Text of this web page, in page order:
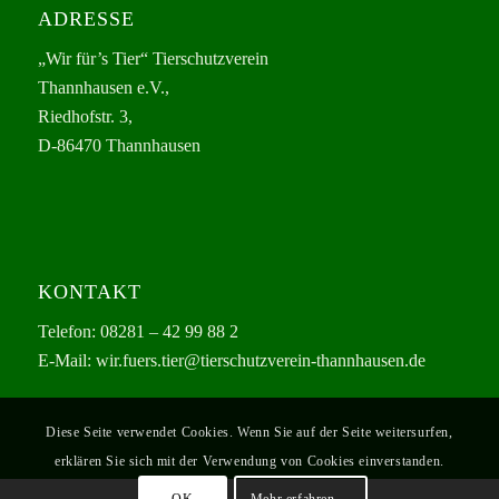
ADRESSE
„Wir für’s Tier“ Tierschutzverein
Thannhausen e.V.,
Riedhofstr. 3,
D-86470 Thannhausen
KONTAKT
Telefon: 08281 – 42 99 88 2
E-Mail: wir.fuers.tier@tierschutzverein-thannhausen.de
Diese Seite verwendet Cookies. Wenn Sie auf der Seite weitersurfen,
erklären Sie sich mit der Verwendung von Cookies einverstanden.